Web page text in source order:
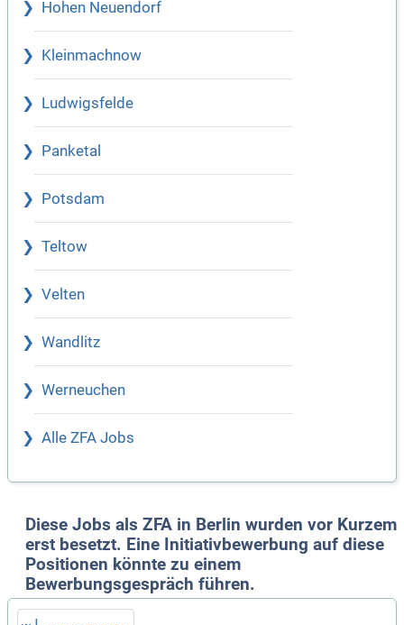
Hohen Neuendorf
Kleinmachnow
Ludwigsfelde
Panketal
Potsdam
Teltow
Velten
Wandlitz
Werneuchen
Alle ZFA Jobs
Diese Jobs als ZFA in Berlin wurden vor Kurzem
erst besetzt. Eine Initiativbewerbung auf diese
Positionen könnte zu einem
Bewerbungsgespräch führen.